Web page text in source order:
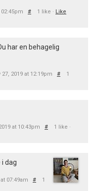
# 1 like · Like
har en behagelig
2019 at 12:19pm #
1
at 10:43pm #
1 like ·
dag
07:49am #
1